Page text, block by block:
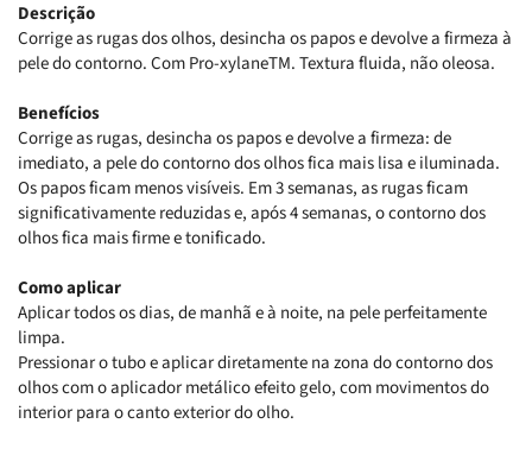
Descrição
Corrige as rugas dos olhos, desincha os papos e devolve a firmeza à
pele do contorno. Com Pro-xylaneTM. Textura fluida, não oleosa.
Benefícios
Corrige as rugas, desincha os papos e devolve a firmeza: de
imediato, a pele do contorno dos olhos fica mais lisa e iluminada.
Os papos ficam menos visíveis. Em 3 semanas, as rugas ficam
significativamente reduzidas e, após 4 semanas, o contorno dos
olhos fica mais firme e tonificado.
Como aplicar
Aplicar todos os dias, de manhã e à noite, na pele perfeitamente
limpa.
Pressionar o tubo e aplicar diretamente na zona do contorno dos
olhos com o aplicador metálico efeito gelo, com movimentos do
interior para o canto exterior do olho.